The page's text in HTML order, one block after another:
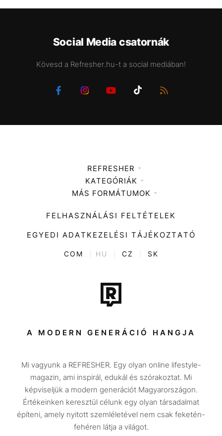
Social Media csatornák
Kövesd a Refresher.hu-t a social mediában!
REFRESHER
Médiaajánlat
KATEGÓRIÁK
Zene
Divat
Kultúra
ENTR
Tech-Tudomány
Sport
Társadalom
Utazás
Életmód
Design
Beszélgetések
MÁS FORMÁTUMOK
FELHASZNÁLÁSI FELTÉTELEK
EGYEDI ADATKEZELÉSI TÁJÉKOZTATÓ
COM HU CZ SK
A MODERN GENERÁCIÓ HANGJA
Mi vagyunk a REFRESHER. Egy olyan online lifestyle-
magazin, ami inspirál, edukál és szórakoztat. Mi
képviseljük a modern generációt Magyarországon.
Értékeinken keresztül célunk egy olyan társadalmat
építeni, amely nyitott szemléletével nem csak feketén-
fehéren látja a világot.